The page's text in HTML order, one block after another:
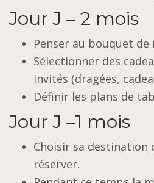
Jour J – 2 mois
Penser au bouquet de
Sélectionner des
invités (dragées,
Définir les plans de
Jour J –1 mois
Choisir sa destination
réserver.